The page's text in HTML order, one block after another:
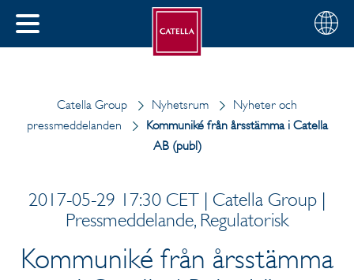
STÄNG
Välj
din
Svenska
Catella Group Nyhetsrum
Nyheter och
pressmeddelanden
Kommuniké från årsstämma i Catella
AB (publ)
2017-05-29 17:30 CET | Catella Group |
Pressmeddelande, Regulatorisk
Kommuniké från årsstämma